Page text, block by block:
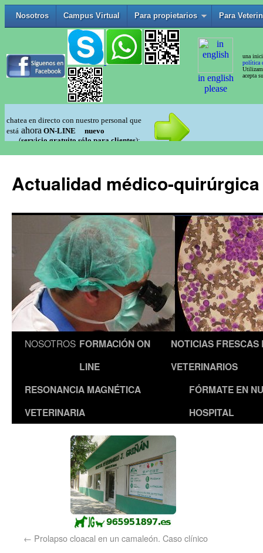
Actualidad médico-
NOSOTROS FORMACIÓN ON
LINE
NOTICIAS FRESCAS
VETERINARIOS
RESONANCIA MAGNÉTICA
VETERINARIA
FÓRMATE EN
HOSPITAL
← Prolapso cloacal en un camaleón. Caso clínico